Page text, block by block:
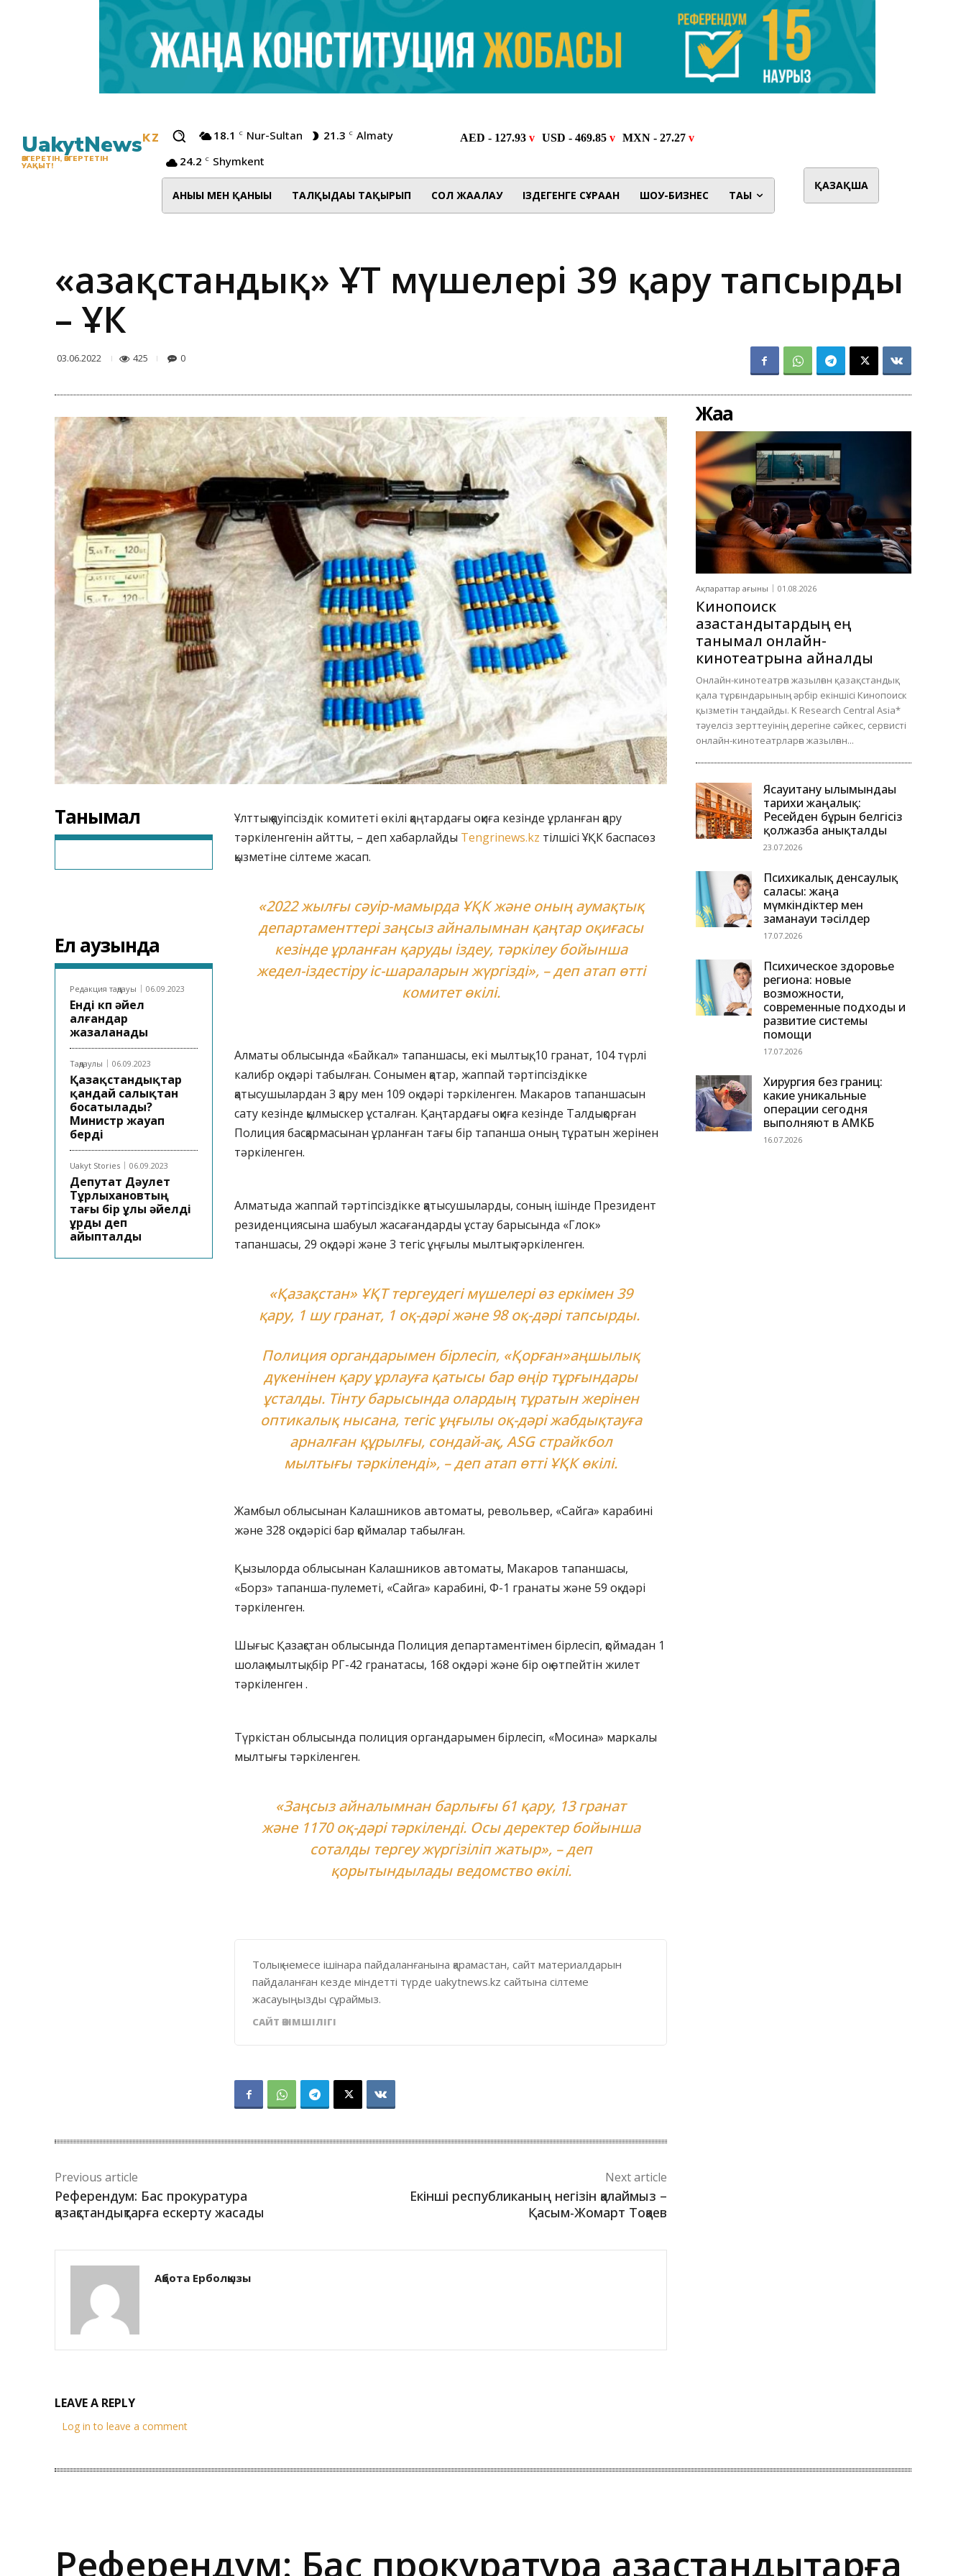
UakytNewsKZ
ӨЗГЕРЕТІН, ӨЗГЕРТЕТІН
УАҚЫТ!
18.1 C Nur-Sultan 21.3 C Almaty
24.2 C Shymkent
АНЫҒЫ МЕН ҚАНЫҒЫ ТАЛҚЫДАҒЫ ТАҚЫРЫП СОЛ ЖАҒАЛАУ ІЗДЕГЕНГЕ СҰРАҒАН ШОУ-БИЗНЕС ТАҒЫ
ҚАЗАҚША
«Қазақстандық» ҰҚТ мүшелері 39 қару тапсырды
– ҰҚК
03.06.2022 425 0
Танымал
Ел аузында
Редакция таңдауы 06.09.2023
Енді көп әйел
алғандар
жазаланады
Таңдаулы 06.09.2023
Қазақстандықтар
қандай салықтан
босатылады?
Министр жауап
берді
Uakyt Stories 06.09.2023
Депутат Дәулет
Тұрлыхановтың
тағы бір ұлы әйелді
ұрды деп
айыпталды
Ұлттық қауіпсіздік комитеті өкілі қаңтардағы оқиға кезінде ұрланған қару
тәркіленгенін айтты, – деп хабарлайды Tengrinews.kz тілшісі ҰҚК баспасөз
қызметіне сілтеме жасап.
«2022 жылғы сәуір-мамырда ҰҚК және оның аумақтық
департаменттері заңсыз айналымнан қаңтар оқиғасы
кезінде ұрланған қаруды іздеу, тәркілеу бойынша
жедел-іздестіру іс-шараларын жүргізді», – деп атап өтті
комитет өкілі.
Алматы облысында «Байкал» тапаншасы, екі мылтық, 10 гранат, 104 түрлі
калибр оқ-дәрі табылған. Сонымен қатар, жаппай тәртіпсіздікке
қатысушылардан 3 қару мен 109 оқ-дәрі тәркіленген. Макаров тапаншасын
сату кезінде қылмыскер ұсталған. Қаңтардағы оқиға кезінде Талдықорған
Полиция басқармасынан ұрланған тағы бір тапанша оның тұратын жерінен
тәркіленген.
Алматыда жаппай тәртіпсіздікке қатысушыларды, соның ішінде Президент
резиденциясына шабуыл жасағандарды ұстау барысында «Глок»
тапаншасы, 29 оқ-дәрі және 3 тегіс ұңғылы мылтық тәркіленген.
«Қазақстан» ҰҚТ тергеудегі мүшелері өз еркімен 39
қару, 1 шу гранат, 1 оқ-дәрі және 98 оқ-дәрі тапсырды.
Полиция органдарымен бірлесіп, «Қорған»аңшылық
дүкенінен қару ұрлауға қатысы бар өңір тұрғындары
ұсталды. Тінту барысында олардың тұратын жерінен
оптикалық нысана, тегіс ұңғылы оқ-дәрі жабдықтауға
арналған құрылғы, сондай-ақ, ASG страйкбол
мылтығы тәркіленді», – деп атап өтті ҰҚК өкілі.
Жамбыл облысынан Калашников автоматы, револьвер, «Сайга» карабині
және 328 оқ-дәрісі бар қоймалар табылған.
Қызылорда облысынан Калашников автоматы, Макаров тапаншасы,
«Борз» тапанша-пулеметі, «Сайга» карабині, Ф-1 гранаты және 59 оқ-дәрі
тәркіленген.
Шығыс Қазақстан облысында Полиция департаментімен бірлесіп, қоймадан 1
шолақ мылтық, бір РГ-42 гранатасы, 168 оқ-дәрі және бір оқ өтпейтін жилет
тәркіленген .
Түркістан облысында полиция органдарымен бірлесіп, «Мосина» маркалы
мылтығы тәркіленген.
«Заңсыз айналымнан барлығы 61 қару, 13 гранат
және 1170 оқ-дәрі тәркіленді. Осы деректер бойынша
соталды тергеу жүргізіліп жатыр», – деп
қорытындылады ведомство өкілі.
Толық немесе ішінара пайдаланғанына қарамастан, сайт материалдарын
пайдаланған кезде міндетті түрде uakytnews.kz сайтына сілтеме
жасауыңызды сұраймыз.
САЙТ ӘКІМШІЛІГІ
Previous article
Референдум: Бас прокуратура
қазақстандықтарға ескерту жасады
Next article
Екінші республиканың негізін қалаймыз –
Қасым-Жомарт Тоқаев
Ақбота Ерболқызы
LEAVE A REPLY
Log in to leave a comment
Жаңа
Ақпараттар ағыны 01.08.2026
Кинопоиск
қазақстандықтардың ең
танымал онлайн-
кинотеатрына айналды
Онлайн-кинотеатрға жазылған қазақстандық
қала тұрғындарының әрбір екіншісі Кинопоиск
қызметін таңдайды. K Research Central Asia*
тәуелсіз зерттеуінің дерегіне сәйкес, сервисті
онлайн-кинотеатрларға жазылған...
Ясауитану ғылымындағы
тарихи жаңалық:
Ресейден бұрын белгісіз
қолжазба анықталды
23.07.2026
Психикалық денсаулық
саласы: жаңа
мүмкіндіктер мен
заманауи тәсілдер
17.07.2026
Психическое здоровье
региона: новые
возможности,
современные подходы и
развитие системы
помощи
17.07.2026
Хирургия без границ:
какие уникальные
операции сегодня
выполняют в АМКБ
16.07.2026